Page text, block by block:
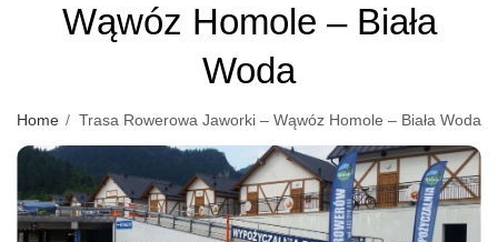
Wąwóz Homole – Biała
Woda
Home Trasa Rowerowa Jaworki – Wąwóz Homole – Biała Woda